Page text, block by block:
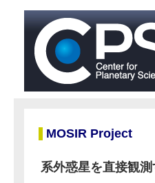
MOSIR Project
系外惑星を直接観